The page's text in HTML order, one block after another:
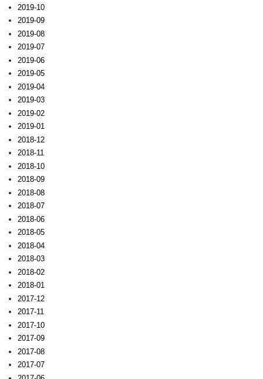
2019-10
2019-09
2019-08
2019-07
2019-06
2019-05
2019-04
2019-03
2019-02
2019-01
2018-12
2018-11
2018-10
2018-09
2018-08
2018-07
2018-06
2018-05
2018-04
2018-03
2018-02
2018-01
2017-12
2017-11
2017-10
2017-09
2017-08
2017-07